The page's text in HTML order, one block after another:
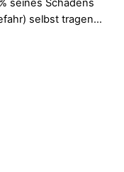
seines Schadens
selbst tragen…